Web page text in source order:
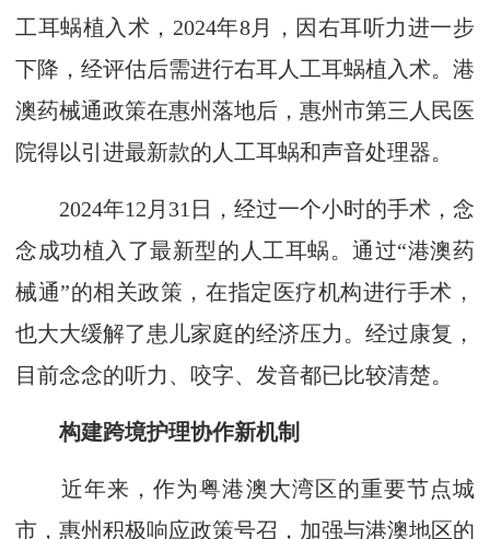
工耳蜗植入术，2024年8月，因右耳听力进一步
下降，经评估后需进行右耳人工耳蜗植入术。港
澳药械通政策在惠州落地后，惠州市第三人民医
院得以引进最新款的人工耳蜗和声音处理器。
2024年12月31日，经过一个小时的手术，念
念成功植入了最新型的人工耳蜗。通过“港澳药
械通”的相关政策，在指定医疗机构进行手术，
也大大缓解了患儿家庭的经济压力。经过康复，
目前念念的听力、咬字、发音都已比较清楚。
构建跨境护理协作新机制
近年来，作为粤港澳大湾区的重要节点城
市，惠州积极响应政策号召，加强与港澳地区的